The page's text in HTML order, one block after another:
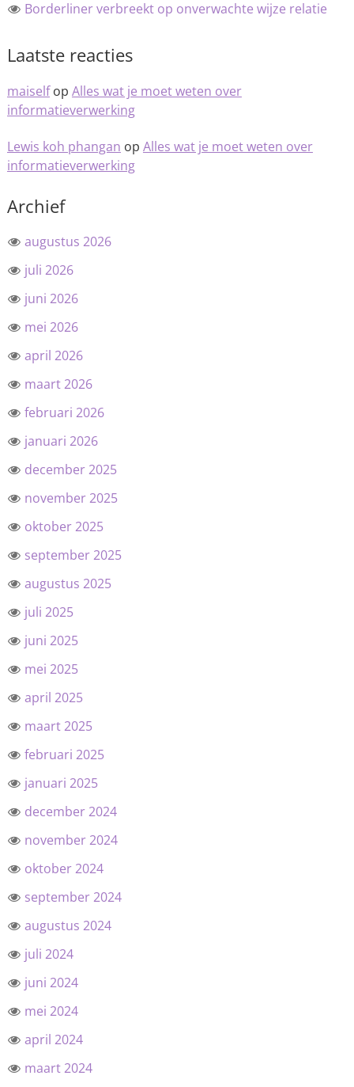
Borderliner verbreekt op onverwachte wijze relatie
Laatste reacties
maiselfop Alles wat je moet weten over
informatieverwerking
Lewis koh phangan op Alles wat je moet weten over
informatieverwerking
Archief
augustus 2026
juli 2026
juni 2026
mei 2026
april 2026
maart 2026
februari 2026
januari 2026
december 2025
november 2025
oktober 2025
september 2025
augustus 2025
juli 2025
juni 2025
mei 2025
april 2025
maart 2025
februari 2025
januari 2025
december 2024
november 2024
oktober 2024
september 2024
augustus 2024
juli 2024
juni 2024
mei 2024
april 2024
maart 2024